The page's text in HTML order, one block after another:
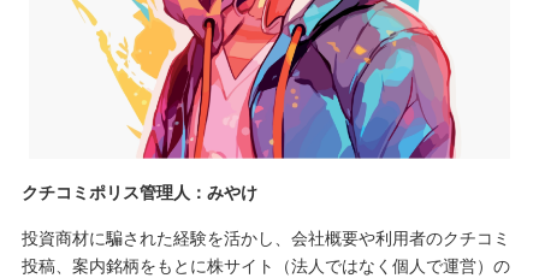
クチコミポリス管理人：みやけ
投資商材に騙された経験を活かし、会社概要や利用者のクチコミ
投稿、案内銘柄をもとに株サイト（法人ではなく個人で運営）の